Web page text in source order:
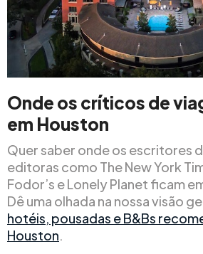
Onde os críticos de
em Houston
Quer saber onde os escritores
editoras como The New York
Fodor’s e Lonely Planet ficam
Dê uma olhada na nossa visão
hotéis, pousadas e B&Bs
Houston.